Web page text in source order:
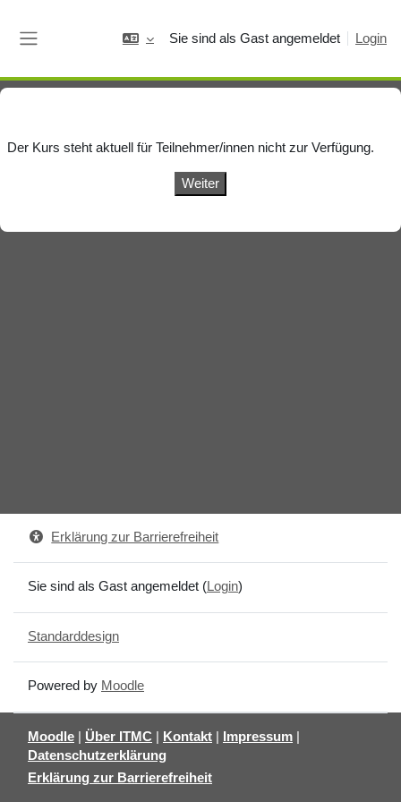
Sie sind als Gast angemeldet Login
Der Kurs steht aktuell für Teilnehmer/innen nicht zur Verfügung.
Weiter
Erklärung zur Barrierefreiheit
Sie sind als Gast angemeldet (Login)
Standarddesign
Powered by Moodle
Moodle Über ITMC Kontakt Impressum
Datenschutzerklärung
Erklärung zur Barrierefreiheit